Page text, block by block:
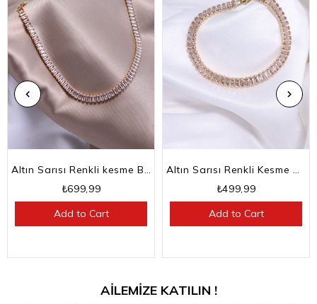
Altın Sarısı Renkli kesme Baget Taşlı Su Yolu Choker Kolye
₺699,99
Add to Cart
Altın Sarısı Renkli Kesme Baget Taşlı Su Yolu Bileklik
₺499,99
Add to Cart
AİLEMİZE KATILIN !